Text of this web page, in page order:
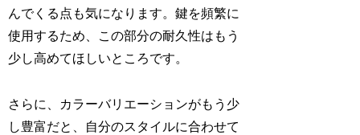
んでくる点も気になります。鍵を頻繁に
使用するため、この部分の耐久性はもう
少し高めてほしいところです。
さらに、カラーバリエーションがもう少
し豊富だと、自分のスタイルに合わせて